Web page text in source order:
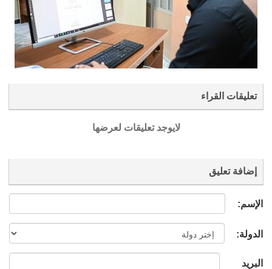
تعليقات القراء
لايوجد تعليقات لعرضها
إضافة تعليق
الإسم:
الدولة:
البريد